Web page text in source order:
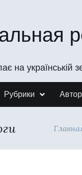
на українській
Рубрики